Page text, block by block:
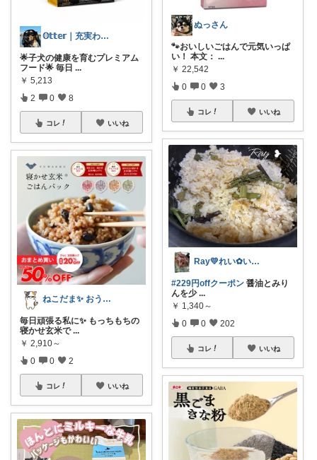
𝕆𝕥𝕥𝕖𝕣｜充実わんこライフ
🌟子犬の健康を育むプレミアム
フード🌟 毎日 ...
￥ 5,213
2 0 8
コレ いいね
ねこだま✨ おうち時間充実ROOM🐾
毎日頑張る私に✨ もっちもちの
寝かせ玄米で ...
￥ 2,910～
0 0 2
コレ いいね
ぬっさん
🐾おいしいごはんで元気いっぱ
い！ 本文： ...
￥ 22,542
0 0 3
コレ いいね
Ray💛れい︎✿いつもありがとう❁¨̮
#229円offクーポン 醤油とみり
んを少 ...
￥ 1,340～
0 0 202
コレ いいね